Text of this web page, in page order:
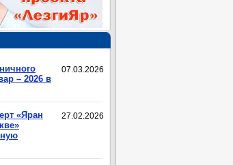
07.03.2026
– 2026 в
27.02.2026
«Яран